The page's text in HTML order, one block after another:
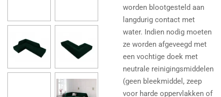
worden blootgesteld aan
langdurig contact met
water. Indien nodig moeten
ze worden afgeveegd met
een vochtige doek met
neutrale reinigingsmiddelen
(geen bleekmiddel, zeep
voor harde oppervlakken of